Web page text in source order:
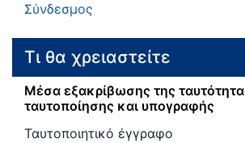
Σύνδεσμος
Τι θα χρειαστείτε
Μέσα εξακρίβωσης της
ταυτοποίησης και υπογραφής
Ταυτοποιητικό έγγραφο